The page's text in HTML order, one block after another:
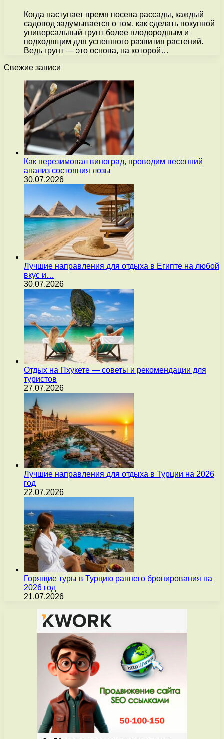
Когда наступает время посева рассады, каждый
садовод задумывается о том, как сделать покупной
универсальный грунт более плодородным и
подходящим для успешного развития растений.
Ведь грунт — это основа, на которой…
Свежие записи
Как перезимовал виноград, проводим весенний
анализ состояния лозы
30.07.2026
Лучшие направления для отдыха в Египте на любой
вкус и…
30.07.2026
Отдых на Пхукете — советы и рекомендации для
туристов
27.07.2026
Лучшие направления для отдыха в Турции на 2026
год
22.07.2026
Горящие туры в Турцию раннего бронирования на
2026 год
21.07.2026